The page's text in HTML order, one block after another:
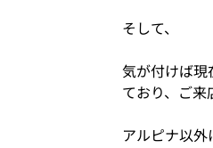
そして、
気が付けば
ており、ご来
アルピナ以